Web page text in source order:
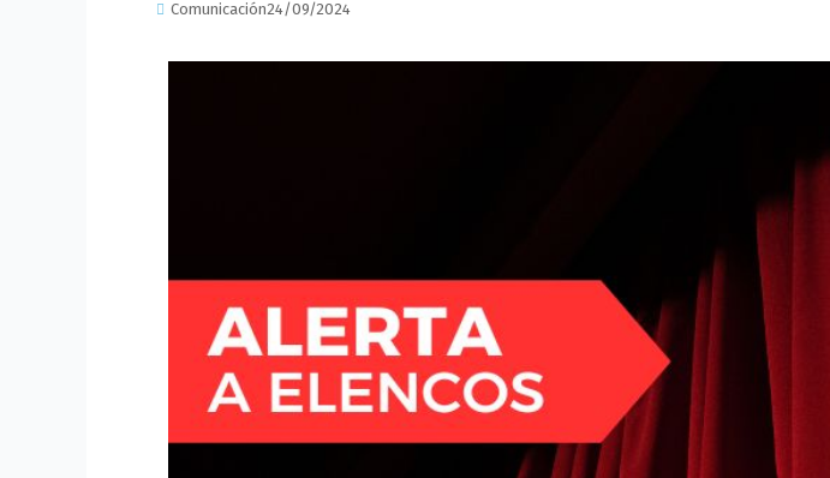
Comunicación24/09/2024